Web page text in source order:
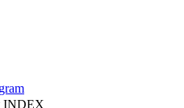
INDEX